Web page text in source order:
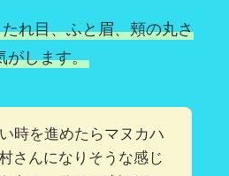
れ目、ふと眉、頬の丸さ
がします。
時を進めたらマヌカハ
さんになりそうな感じ